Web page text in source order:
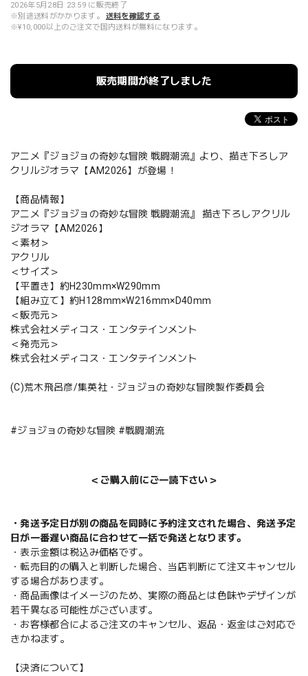
2026年5月28日 23:59 に販売終了
※別途送料がかかります。
送料を確認する
※¥10,000以上のご注文で国内送料が無料になります。
販売期間が終了しました
アニメ『ジョジョの奇妙な冒険 戦闘潮流』より、描き下ろしア
クリルジオラマ【AM2026】が登場！
【商品情報】
アニメ『ジョジョの奇妙な冒険 戦闘潮流』 描き下ろしアクリル
ジオラマ【AM2026】
＜素材＞
アクリル
＜サイズ＞
【平置き】約H230mm×W290mm
【組み立て】約H128mm×W216mm×D40mm
＜販売元＞
株式会社メディコス・エンタテインメント
＜発売元＞
株式会社メディコス・エンタテインメント
(C)荒木飛呂彦/集英社・ジョジョの奇妙な冒険製作委員会
#ジョジョの奇妙な冒険 #戦闘潮流
＜ご購入前にご一読下さい＞
・発送予定日が別の商品を同時に予約注文された場合、発送予定
日が一番遅い商品に合わせて一括で発送となります。
・表示金額は税込み価格です。
・転売目的の購入と判断した場合、当店判断にて注文キャンセル
する場合があります。
・商品画像はイメージのため、実際の商品とは色味やデザインが
若干異なる可能性がございます。
・お客様都合によるご注文のキャンセル、返品・返金はご対応で
きかねます。
【決済について】